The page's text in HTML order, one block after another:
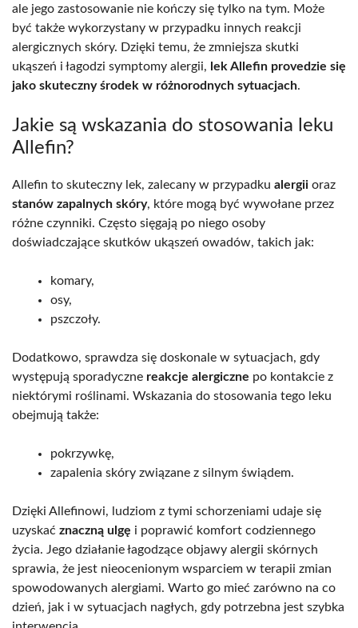
ale jego zastosowanie nie kończy się tylko na tym. Może
być także wykorzystany w przypadku innych reakcji
alergicznych skóry. Dzięki temu, że zmniejsza skutki
ukąszeń i łagodzi symptomy alergii, lek Allefin provedzie się
jako skuteczny środek w różnorodnych sytuacjach.
Jakie są wskazania do stosowania leku
Allefin?
Allefin to skuteczny lek, zalecany w przypadku alergii oraz
stanów zapalnych skóry, które mogą być wywołane przez
różne czynniki. Często sięgają po niego osoby
doświadczające skutków ukąszeń owadów, takich jak:
komary,
osy,
pszczoły.
Dodatkowo, sprawdza się doskonale w sytuacjach, gdy
występują sporadyczne reakcje alergiczne po kontakcie z
niektórymi roślinami. Wskazania do stosowania tego leku
obejmują także:
pokrzywkę,
zapalenia skóry związane z silnym świądem.
Dzięki Allefinowi, ludziom z tymi schorzeniami udaje się
uzyskać znaczną ulgę i poprawić komfort codziennego
życia. Jego działanie łagodzące objawy alergii skórnych
sprawia, że jest nieocenionym wsparciem w terapii zmian
spowodowanych alergiami. Warto go mieć zarówno na co
dzień, jak i w sytuacjach nagłych, gdy potrzebna jest szybka